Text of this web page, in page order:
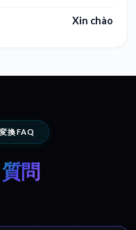
Xin chào
換FAQ
質問